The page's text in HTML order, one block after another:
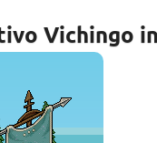
Vichingo